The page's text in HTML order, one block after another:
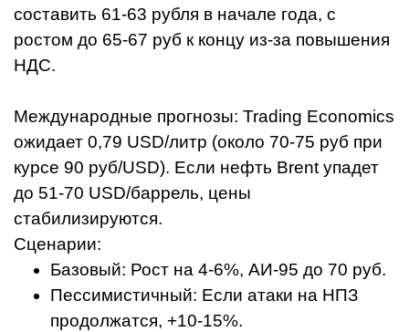
составить 61-63 рубля в начале года, с
ростом до 65-67 руб к концу из-за повышения
НДС.
Международные прогнозы: Trading Economics
ожидает 0,79 USD/литр (около 70-75 руб при
курсе 90 руб/USD). Если нефть Brent упадет
до 51-70 USD/баррель, цены
стабилизируются.
Сценарии:
Базовый: Рост на 4-6%, АИ-95 до 70 руб.
Пессимистичный: Если атаки на НПЗ
продолжатся, +10-15%.